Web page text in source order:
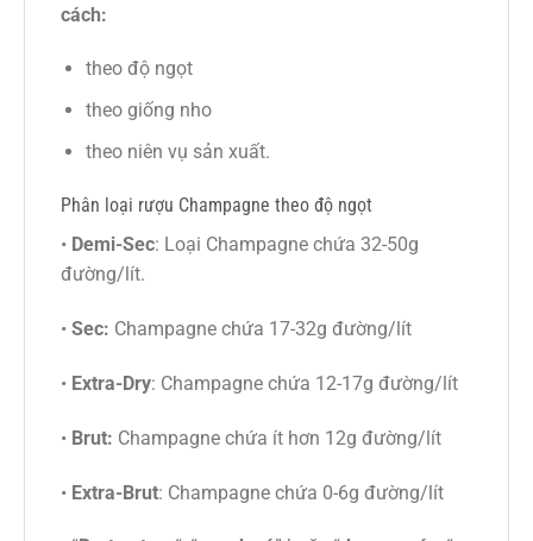
cách:
theo độ ngọt
theo giống nho
theo niên vụ sản xuất.
Phân loại rượu Champagne theo độ ngọt
• Demi-Sec: Loại Champagne chứa 32-50g
đường/lít.
• Sec: Champagne chứa 17-32g đường/lít
• Extra-Dry: Champagne chứa 12-17g đường/lít
• Brut: Champagne chứa ít hơn 12g đường/lít
• Extra-Brut: Champagne chứa 0-6g đường/lít